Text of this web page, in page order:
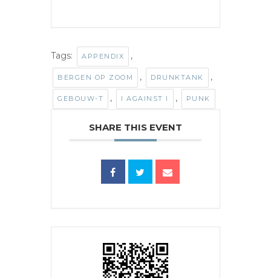
Tags: APPENDIX ,
BERGEN OP ZOOM , DRUNKTANK ,
GEBOUW-T , I AGAINST I , PUNK
SHARE THIS EVENT